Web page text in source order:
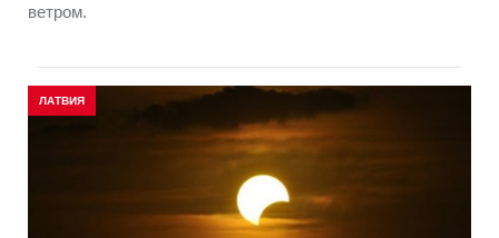
ветром.
ЛАТВИЯ